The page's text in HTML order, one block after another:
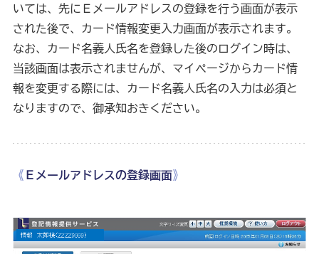
いては、先にＥメールアドレスの登録を行う画面が表示
された後で、カード情報変更入力画面が表示されます。
なお、カード名義人氏名を登録した後のログイン時は、
当該画面は表示されませんが、マイページからカード情
報を変更する際には、カード名義人氏名の入力は必須と
なりますので、御承知おきください。
《 Ｅメールアドレスの登録画面》